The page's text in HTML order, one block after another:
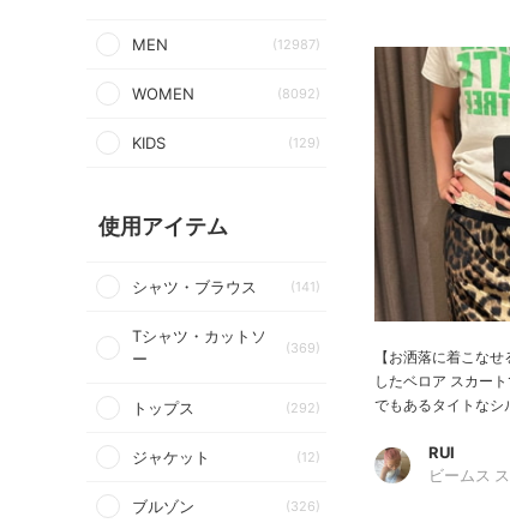
MEN (12987)
WOMEN (8092)
KIDS (129)
使用アイテム
シャツ・ブラウス (141)
Tシャツ・カットソ
ー
(369)
トップス (292)
ジャケット (12)
ブルゾン (326)
【お洒落に着こな
したベロア スカー
でもあるタイトなシ
RUI
ビームス